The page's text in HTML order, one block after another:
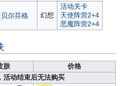
贝尔芬格 幻想
活动关卡
天使阵营2+4
恶魔阵营2+4
肤
价格
活动结束后无法购买